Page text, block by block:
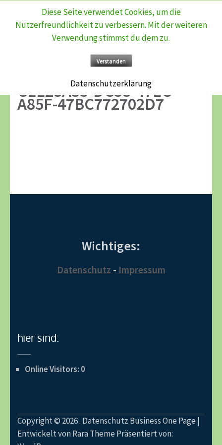
Inhalt
CEE28A55-DC58-47EC-
A85F-47BC772702D7
Wichtiges:
Datenschutz - Impressum
hier sind:
Online Visitors: 0
Copyright © 2026. Datenschutz Business One Page |
Entwickelt vonRara Theme Präsentiert von:
Diese Seite verwendet Cookies, um die
Nutzerfreundlichkeit zu verbessern. Mit der weiteren
Verwendung stimmst du dem zu.
Verstanden
Datenschutzerklärung